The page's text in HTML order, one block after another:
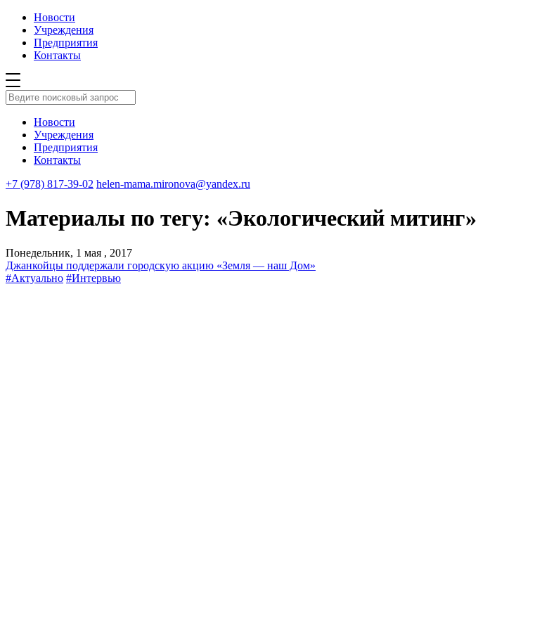
Новости
Учреждения
Предприятия
Контакты
Новости
Учреждения
Предприятия
Контакты
+7 (978) 817-39-02 helen-mama.mironova@yandex.ru
Материалы по тегу: «Экологический митинг»
Понедельник, 1 мая , 2017
Джанкойцы поддержали городскую акцию «Земля — наш Дом»
#Актуально #Интервью